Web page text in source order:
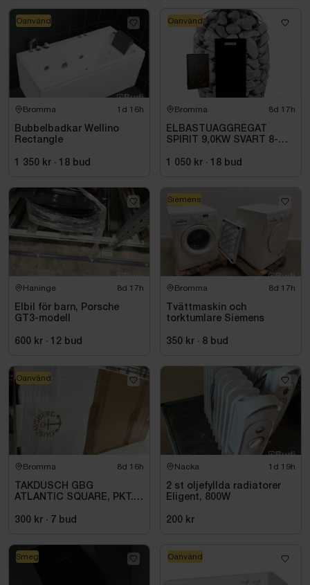
Bromma 1d 16h
Bubbelbadkar Wellino
Rectangle
1 350 kr · 18 bud
Oanvänd
Bromma 8d 17h
ELBASTUAGGREGAT
SPIRIT 9,0KW SVART 8-
INKL. XENIO WIFI
1 050 kr · 18 bud
Oanvänd
Haninge 8d 17h
Elbil för barn, Porsche
GT3-modell
600 kr · 12 bud
Bromma 8d 17h
Tvättmaskin och
torktumlare Siemens
350 kr · 8 bud
Siemens
Bromma 8d 16h
TAKDUSCH GBG
ATLANTIC SQUARE, PKT.
KROM
300 kr · 7 bud
Oanvänd
Nacka 1d 19h
2 st oljefyllda radiatorer
Eligent, 800W
200 kr
Smeg Oanvänd